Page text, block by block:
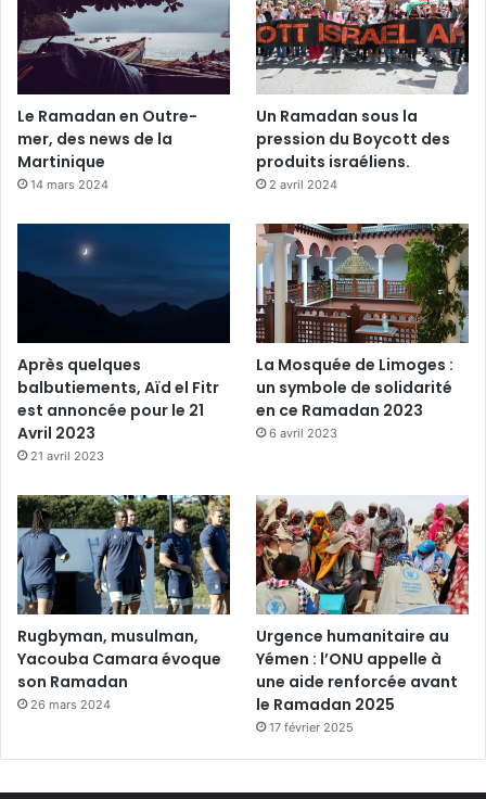
Le Ramadan en Outre-
mer, des news de la
Martinique
14 mars 2024
Un Ramadan sous la
pression du Boycott des
produits israéliens.
2 avril 2024
Après quelques
balbutiements, Aïd el Fitr
est annoncée pour le 21
Avril 2023
21 avril 2023
La Mosquée de Limoges :
un symbole de solidarité
en ce Ramadan 2023
6 avril 2023
Rugbyman, musulman,
Yacouba Camara évoque
son Ramadan
26 mars 2024
Urgence humanitaire au
Yémen : l’ONU appelle à
une aide renforcée avant
le Ramadan 2025
17 février 2025